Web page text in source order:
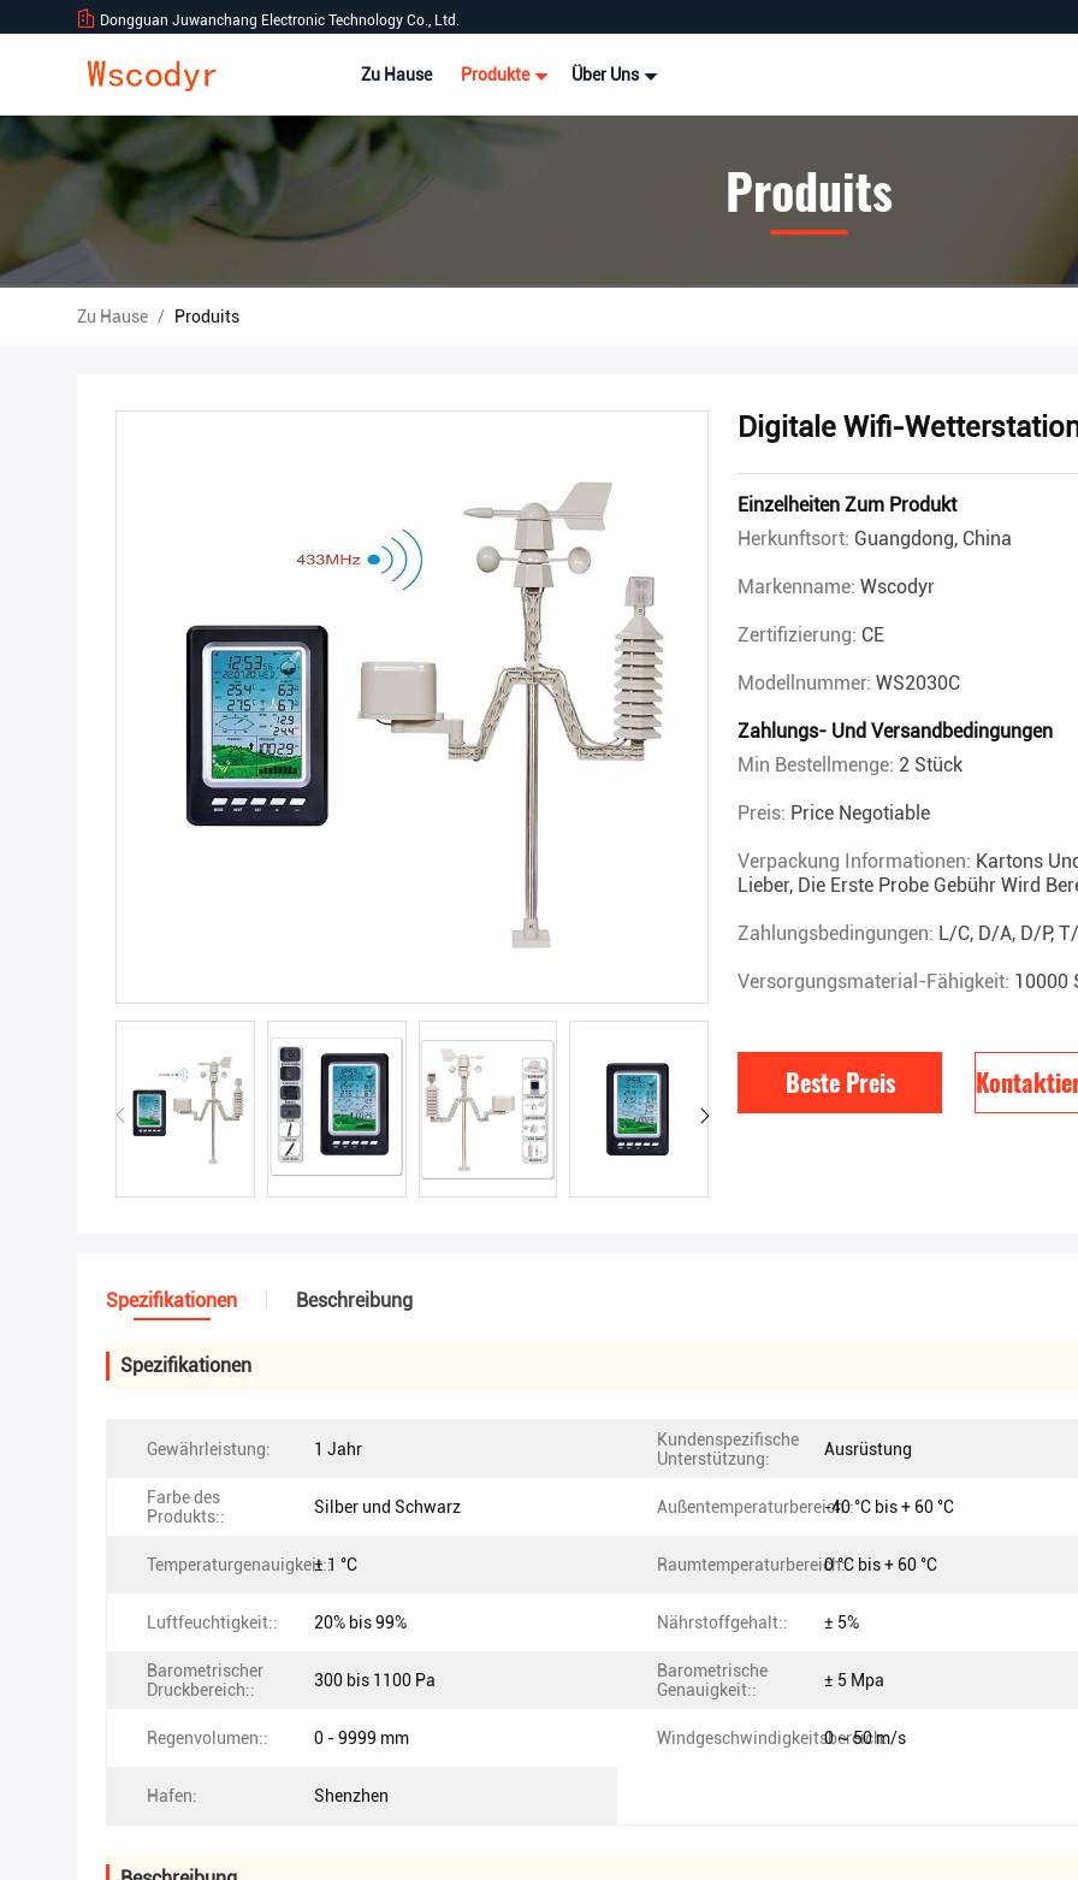
Dongguan Juwanchang Electronic Technology Co., Ltd.
Zu Hause Produkte Über Uns
Produits
Zu Hause / Produits
Digitale Wifi-
Einzelheiten Zum Produkt
Herkunftsort: Guangdong, China
Markenname: Wscodyr
Zertifizierung: CE
Modellnummer: WS2030C
Zahlungs- Und Versandbedingungen
Min Bestellmenge: 2 Stück
Preis: Price Negotiable
Verpackung Informationen: Kartons
Lieber, Die Erste Probe Gebühr Wird
Zahlungsbedingungen: L/C, D/A, D/P,
Versorgungsmaterial-Fähigkeit: 10000
Beste Preis
Spezifikationen Beschreibung
Spezifikationen
Gewährleistung: 1 Jahr
Kundenspezifische
Unterstützung:
Ausrüstung
Farbe des
Produkts::
Silber und Schwarz Außentemperaturbereich::-40 °C bis + 60 °C
Temperaturgenauigkeit::± 1 °C Raumtemperaturbereich::0 °C bis + 60 °C
Luftfeuchtigkeit:: 20% bis 99% Nährstoffgehalt:: ± 5%
Barometrischer
Druckbereich::
300 bis 1100 Pa
Barometrische
Genauigkeit::
± 5 Mpa
Regenvolumen:: 0 - 9999 mm Windgeschwindigkeitsbereich:
0 ~ 50 m/s
Hafen: Shenzhen